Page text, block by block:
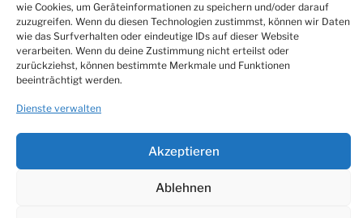
wie Cookies, um Geräteinformationen zu speichern und/oder darauf
zuzugreifen. Wenn du diesen Technologien zustimmst, können wir Daten
wie das Surfverhalten oder eindeutige IDs auf dieser Website
verarbeiten. Wenn du deine Zustimmung nicht erteilst oder
zurückziehst, können bestimmte Merkmale und Funktionen
beeinträchtigt werden.
Dienste verwalten
Akzeptieren
Ablehnen
Rechtliches
Impressum